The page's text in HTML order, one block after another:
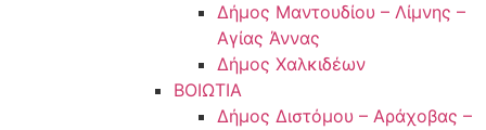
Δήμος Μαντουδίου – Λίμνης –
Αγίας Άννας
Δήμος Χαλκιδέων
ΒΟΙΩΤΙΑ
Δήμος Διστόμου – Αράχοβας –